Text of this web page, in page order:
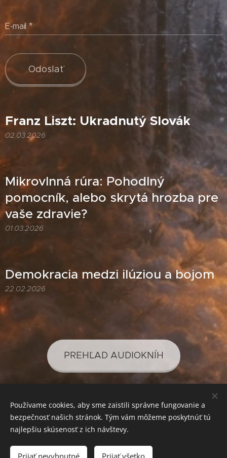
E-mail
Odoslať
Franz Liszt: Ukradnutý Slovák
02.03.2026
Mikrovlnná rúra: Pohodlný
pomocník, alebo skrytá hrozba pre
vaše zdravie?
01.03.2026
Demokracia medzi ilúziou a bojom
22.02.2026
PREHĽAD AUDIOKNÍH
PREHĽAD PODCASTOV
Používame cookies, aby sme zaistili správne fungovanie a
bezpečnosť našich stránok. Tým vám môžeme poskytnúť tú
najlepšiu skúsenosť z ich návštevy.
Prijať nevyhnutné Prijať všetko